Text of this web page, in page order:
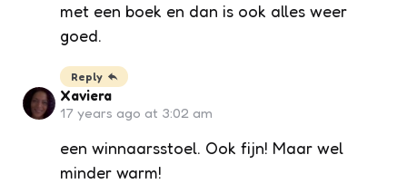
met een boek en dan is ook alles weer
goed.
Reply
Xaviera
17 years ago at 3:02 am
een winnaarsstoel. Ook fijn! Maar wel
minder warm!